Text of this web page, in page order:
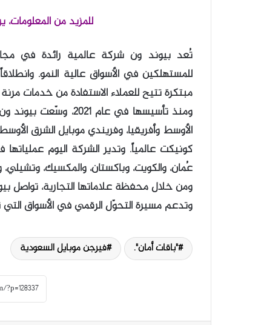
للمزيد من المعلومات،
تُعد بيوند ون شركة عالمية رائدة في
للمستهلكين في الأسواق عالية النمو.
مبتكرة تتيح للعملاء الاستفادة من خدمات
ومنذ تأسيسها في
الأوسط وأفريقيا، وفريندي موبايل الشرق
كونيكت عالمياً. وتدير الشركة اليوم عملياتها
عُمان، والكويت، وباكستان، والمكسيك، وتشيلي،
ومن خلال محفظة علاماتها التجارية، تواصل
وتدعم مسيرة التحوّل الرقمي في الأسواق
"باقات أمان". فيرجن موبايل السعودية